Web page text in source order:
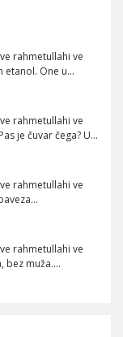
rahmetullahi ve
etanol. One u…
rahmetullahi ve
je čuvar čega? U…
rahmetullahi ve
rahmetullahi ve
bez muža.…